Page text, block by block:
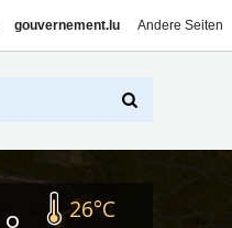
gouvernement.lu Andere Seiten
26°C